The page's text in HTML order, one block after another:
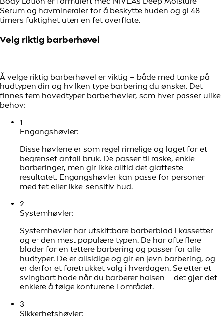
Serum og havmineraler for å beskytte huden og gi 48-
timers fuktighet uten en fet overflate.
Velg riktig barberhøvel
Å velge riktig barberhøvel er viktig – både med tanke på
hudtypen din og hvilken type barbering du ønsker. Det
finnes fem hovedtyper barberhøvler, som hver passer ulike
behov:
1
Engangshøvler:
Disse høvlene er som regel rimelige og laget for et
begrenset antall bruk. De passer til raske, enkle
barberinger, men gir ikke alltid det glatteste
resultatet. Engangshøvler kan passe for personer
med fet eller ikke-sensitiv hud.
2
Systemhøvler:
Systemhøvler har utskiftbare barberblad i kassetter
og er den mest populære typen. De har ofte flere
blader for en tettere barbering og passer for alle
hudtyper. De er allsidige og gir en jevn barbering, og
er derfor et foretrukket valg i hverdagen. Se etter et
svingbart hode når du barberer halsen – det gjør det
enklere å følge konturene i området.
3
Sikkerhetshøvler: